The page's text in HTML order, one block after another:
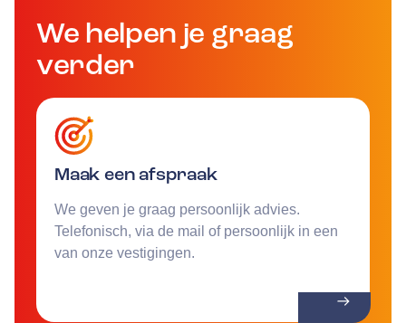
We helpen je graag
verder
Maak een afspraak
We geven je graag persoonlijk advies.
Telefonisch, via de mail of persoonlijk in een
van onze vestigingen.